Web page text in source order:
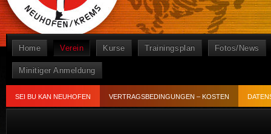
Home Verein Kurse Trainingsplan Fotos/News
Minitiger Anmeldung
SEI BU KAN NEUHOFEN VERTRAGSBEDINGUNGEN – KOSTEN